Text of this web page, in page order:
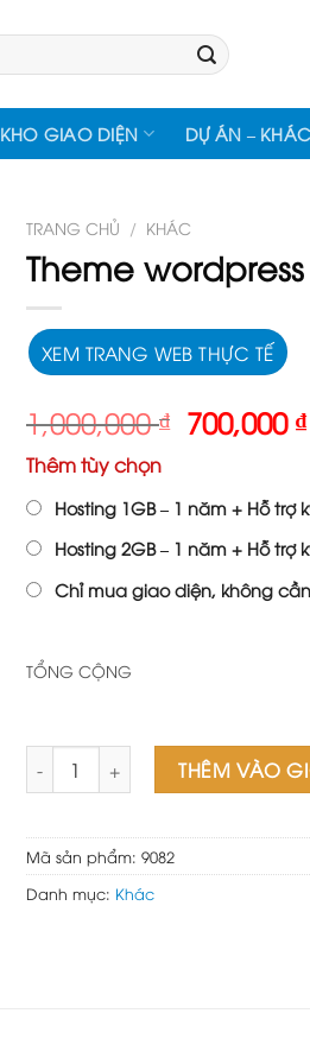
KHO GIAO DIỆN DỰ ÁN –
TRANG CHỦ / KHÁC
Theme
XEM TRANG WEB THỰC TẾ
1,000,000₫ Giá
gốc
700,000₫
Thêm tùy chọn
Hosting 1GB – 1 năm + Hỗ trợ
Hosting 2GB – 1 năm + Hỗ trợ
Chỉ mua giao diện, không
TỔNG CỘNG
Theme wordpress flatsome bán
THÊM VÀO
Mã sản phẩm: 9082
Danh mục: Khác